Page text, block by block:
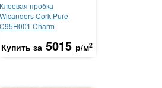
Клеевая пробка
Wicanders Cork Pure
C95H001 Charm
Купить за 5015 р/м2